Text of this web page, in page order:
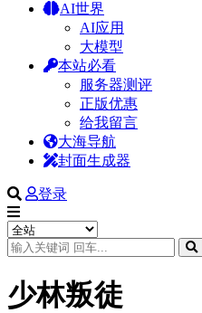
AI世界
AI应用
大模型
本站必看
服务器测评
正版优惠
给我留言
大海导航
封面生成器
登录
少林叛徒